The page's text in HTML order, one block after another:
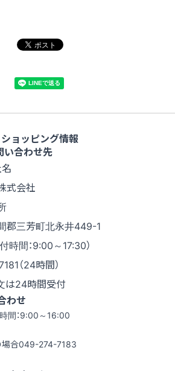
ショッピング情報
い合わせ先
式会社
三芳町北永井449-1
時間：9:00～17:30）
（24時間）
は24時間受付
わせ
間：9:00～16:00
合049-274-7183